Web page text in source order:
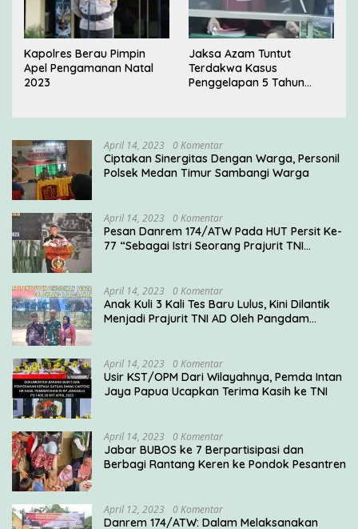
Kapolres Berau Pimpin
Apel Pengamanan Natal
2023
Jaksa Azam Tuntut
Terdakwa Kasus
Penggelapan 5 Tahun
April 14, 2023 0 Komentar
Ciptakan Sinergitas Dengan Warga, Personil
Polsek Medan Timur Sambangi Warga
April 14, 2023 0 Komentar
Pesan Danrem 174/ATW Pada HUT Persit Ke-
77 “Sebagai Istri Seorang Prajurit TNI
April 14, 2023 0 Komentar
Anak Kuli 3 Kali Tes Baru Lulus, Kini Dilantik
Menjadi Prajurit TNI AD Oleh Pangdam
April 14, 2023 0 Komentar
Usir KST/OPM Dari Wilayahnya, Pemda Intan
Jaya Papua Ucapkan Terima Kasih ke TNI
April 14, 2023 0 Komentar
Jabar BUBOS ke 7 Berpartisipasi dan
Berbagi Rantang Keren ke Pondok Pesantren
April 12, 2023 0 Komentar
Danrem 174/ATW: Dalam Melaksanakan